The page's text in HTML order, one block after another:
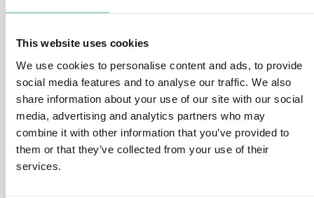
This website uses cookies
We use cookies to personalise content and ads, to provide
social media features and to analyse our traffic. We also
share information about your use of our site with our social
media, advertising and analytics partners who may
combine it with other information that you’ve provided to
them or that they’ve collected from your use of their
services.
Wertschöpfungskette, die vorgelagerte Lieferkette (Lieferanten)
entstehen.
Die Unterscheidung basiert auf den Finanztransaktionen des
berichtenden Unternehmens.
Vorgelagerte Emissionen sind indirekte
Treibhausgasemissionen im Zusammenhang mit gekauften
oder erworbenen Waren und Dienstleistungen.